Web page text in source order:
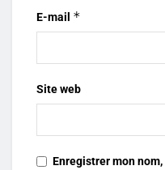
E-mail *
Site web
Enregistrer mon